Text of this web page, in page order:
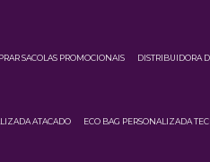
SACOLAS PROMOCIONAIS DISTRIBUIDORA
ATACADO ECO BAG PERSONALIZADA